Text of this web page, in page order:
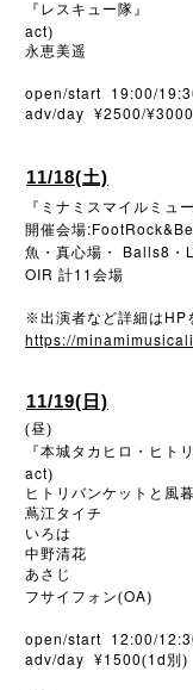
『レスキュー隊』
act)
永恵美遥
open/start 19:00/
adv/day ¥2500/¥3000
11/18(土)
『ミナミスマイルミュ
開催会場
魚・真心場・
Balls8 ・
OIR 計11 会場
※出演者など詳細は HP
https://
11/19(日)
(昼)
『本城タカヒロ・ヒト
act)
ヒトリバンケットと風
蔦江タイチ
いろは
中野清花
あさじ
フサイフォン(OA)
open/start 12:00/
adv/day ¥1500(1d 別)